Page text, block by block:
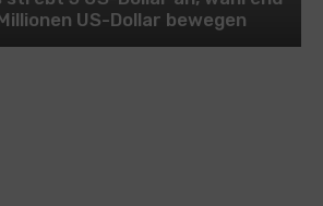
US-Dollar bewegen